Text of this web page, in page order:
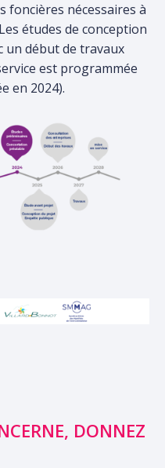
foncières nécessaires à
études de conception
un début de travaux
est programmée
en 2024).
DONNEZ